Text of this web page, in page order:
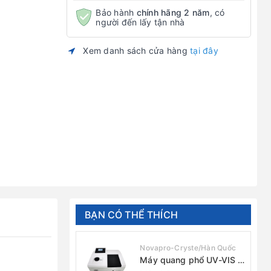
Bảo hành chính hãng 2 năm, có
người đến lấy tận nhà
Xem danh sách cửa hàng tại đây
BẠN CÓ THỂ THÍCH
Novapro-Cryste/Hàn Quốc
Máy quang phổ UV-VIS 1